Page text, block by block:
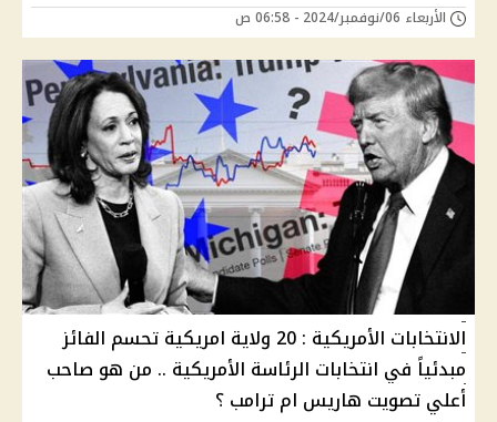
الأربعاء 06/نوفمبر/2024 - 06:58 ص
الانتخابات الأمريكية : 20 ولاية امريكية تحسم الفائز
مبدئياً في انتخابات الرئاسة الأمريكية .. من هو صاحب
أعلي تصويت هاريس ام ترامب ؟